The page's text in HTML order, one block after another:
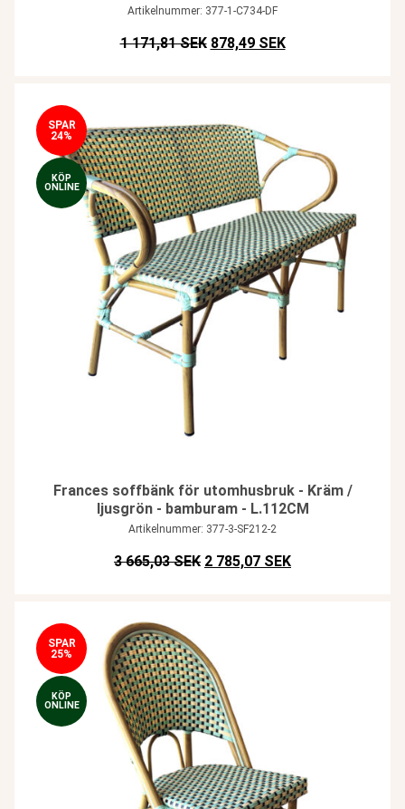
Artikelnummer: 377-1-C734-DF
1 171,81 SEK Det ursprungliga priset var:
878,49 SEKDet nuvarande
SPAR
24%
KÖP
ONLINE
Frances soffbänk för utomhusbruk - Kräm /
ljusgrön - bamburam - L.112CM
Artikelnummer: 377-3-SF212-2
3 665,03 SEK Det ursprungliga priset var:
2 785,07 SEKDet nuvarande
SPAR
25%
KÖP
ONLINE